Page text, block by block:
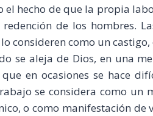
hecho de que la propia
de los hombres.
consideren como un castigo,
se aleja de Dios, en una
en ocasiones se hace
se considera como un
o como manifestación de